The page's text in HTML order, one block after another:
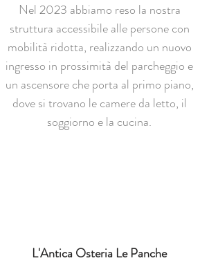
Nel 2023 abbiamo reso la nostra
struttura accessibile alle persone con
mobilità ridotta, realizzando un nuovo
ingresso in prossimità del parcheggio e
un ascensore che porta al primo piano,
dove si trovano le camere da letto, il
soggiorno e la cucina.
L'Antica Osteria Le Panche